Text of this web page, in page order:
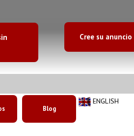
Cree su anuncio
ENGLISH
Blog